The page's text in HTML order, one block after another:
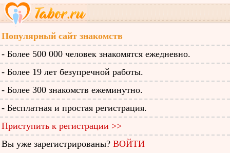
Популярный сайт знакомств
- Более 500 000 человек знакомятся ежедневно.
- Более 19 лет безупречной работы.
- Более 300 знакомств ежеминутно.
- Бесплатная и простая регистрация.
Приступить к регистрации >>
Вы уже зарегистрированы? ВОЙТИ